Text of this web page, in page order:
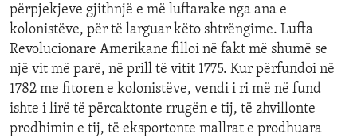
përpjekjeve gjithnjë e më luftarake nga ana e
kolonistëve, për të larguar këto shtrëngime. Lufta
Revolucionare Amerikane filloi në fakt më shumë se
një vit më parë, në prill të vitit 1775. Kur përfundoi në
1782 me fitoren e kolonistëve, vendi i ri më në fund
ishte i lirë të përcaktonte rrugën e tij, të zhvillonte
prodhimin e tij, të eksportonte mallrat e prodhuara